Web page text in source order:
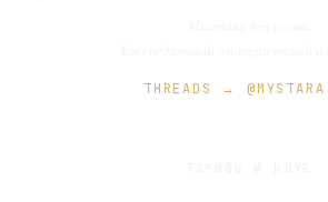
THREADS →
ТАРИФЫ И КЛУБ